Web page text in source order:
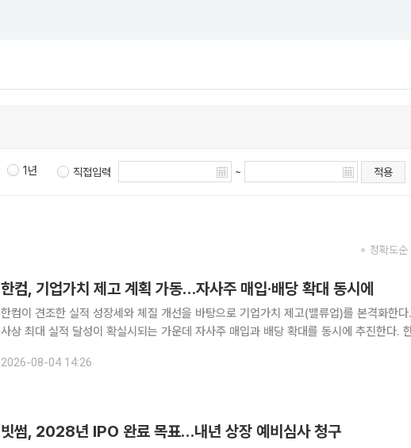
1년 직접입력 ~ 적용
정확도순
한컴, 기업가치 제고 계획 가동…자사주 매입·배당 확대 동시에
한컴이 견조한 실적 성장세와 체질 개선을 바탕으로 기업가치 제고(밸류업)를 본격화한
사상 최대 실적 달성이 확실시되는 가운데 자사주 매입과 배당 확대를 동시에 추진한다. 한컴은 4일
주주환원 정책을 종합한 밸류업 방안을 확정해 4분기 중 본
2026-08-04 14:26
빗썸, 2028년 IPO 완료 목표…내년 상장 예비심사 청구